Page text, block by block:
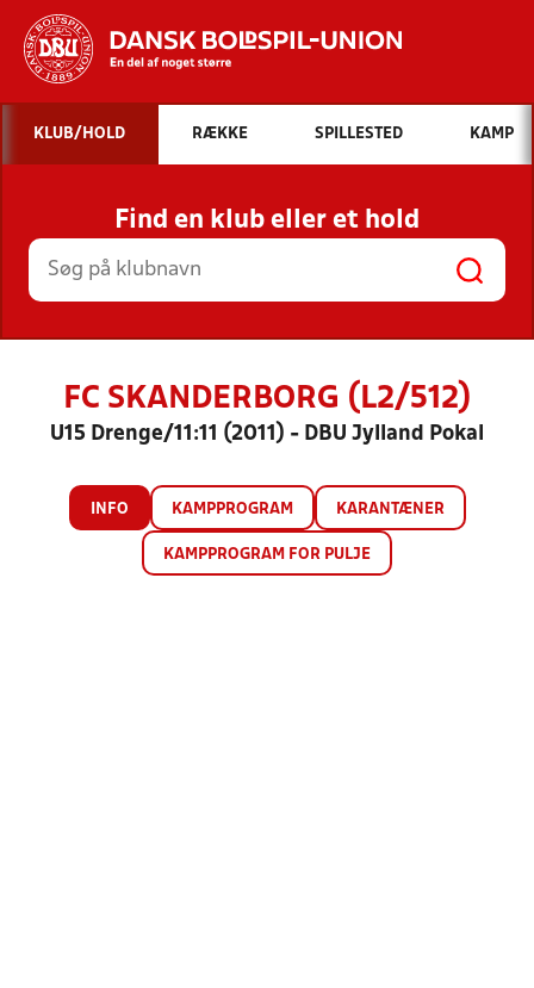
Hvad vil du søge efter?
INDHOLD OG NYHEDER
STILLINGER, RESULTATER, KLUBBER OG
HOLD
KLUB/HOLD RÆKKE SPILLESTED KAMP
Find en klub eller et hold
FC SKANDERBORG (L2/512)
U15 Drenge/11:11 (2011) - DBU Jylland Pokal
INFO KAMPPROGRAM KARANTÆNER
KAMPPROGRAM FOR PULJE